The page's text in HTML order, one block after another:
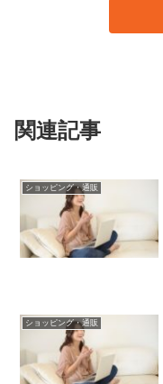
関連記事
ショッピング・通販
ショッピング・通販